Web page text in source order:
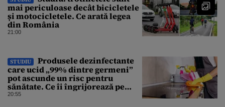
mai periculoase decât bicicletele
și motocicletele. Ce arată legea
din România
21:00
STUDIU
Produsele dezinfectante
care ucid „99% dintre germeni”
pot ascunde un risc pentru
sănătate. Ce îi îngrijorează pe
cercetători
20:55